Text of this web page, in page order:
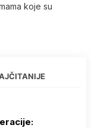
koje su